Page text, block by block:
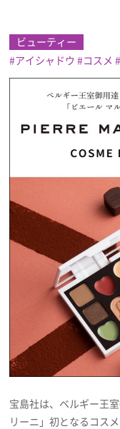
エンタメ
ライフスタイ
プレゼント
インタビュー
フィルム
Emoメン
ランキング
Emo!miuとは？
免責事項
プライバシーポリ
ビューティー
アイシャドウ
コスメ
宝島社は、ベルギー王
リーニ」初となるコス